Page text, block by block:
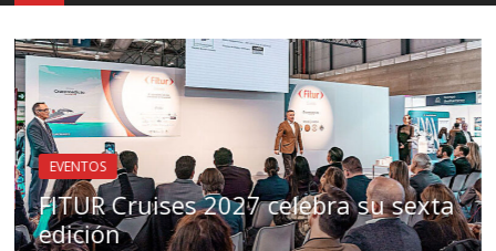
DESTINOS LATINOAMERICA
Patagonia argentina: Por qué
este destino en temporada baja?